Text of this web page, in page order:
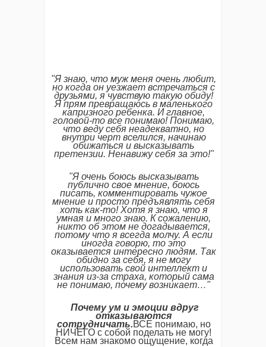
"Я знаю, что мужменя очень любит,
но когда он уезжает встречаться с
друзьями, ячувствую такую обиду!
Я прям превращаюсь в маленького
капризного ребенка. Иглавное,
головой-то все понимаю!Понимаю,
что ведусебя неадекватно, но
внутри черт вселился, начинаю
обижаться и высказывать
претензии. Ненавижусебя за это!"
"Я очень боюсь высказывать
публично свое мнение, боюсь
писать, комментировать чужое
мнение и просто предъявлять себя
хоть как-то!Хотя я знаю, что я
умная и много знаю. Ксожалению,
никто обэтом не догадывается,
потому что я всегда молчу. А если
иногда говорю, то это
оказывается интересно людям. Так
обидно за себя, я не могу
использовать свой интеллект и
знания из-за страха, который сама
не понимаю, почемувозникает…"
Почему ум и эмоции вдруг
отказываются
сотрудничать.ВСЕ понимаю, но
НИЧЕГО с собой поделать не могу!
Всем нам знакомо ощущение, когда